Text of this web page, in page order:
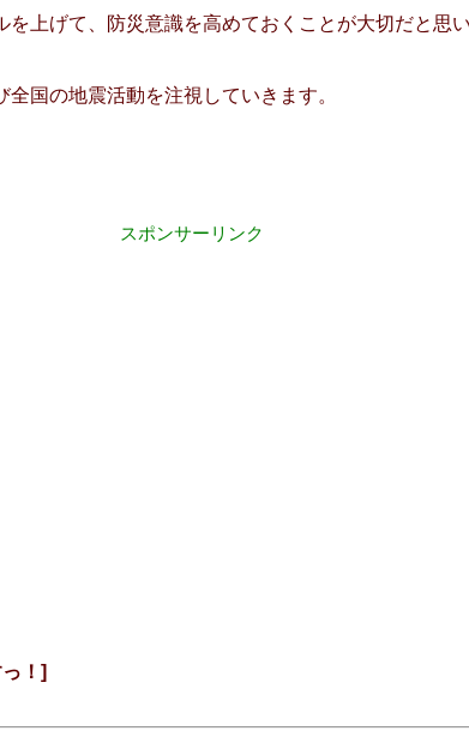
上げて、防災意識を高めておくことが大切だと思い
国の地震活動を注視していきます。
スポンサーリンク
！]